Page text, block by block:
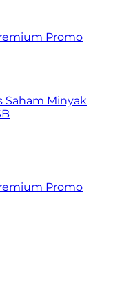
Promo
Saham Minyak
Promo